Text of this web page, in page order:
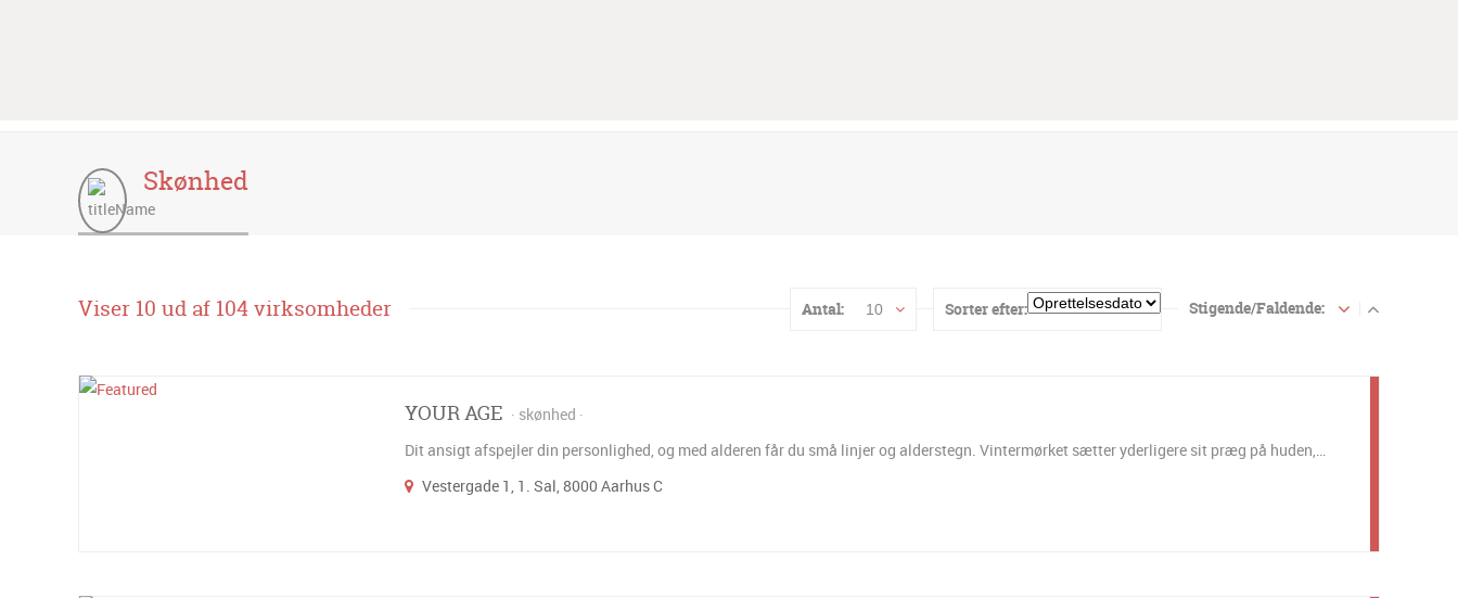
Skønhed
Viser 10 ud af 104 virksomheder Antal: 10 Sorter efter: Stigende/Faldende:
YOUR AGE
skønhed
Dit ansigt afspejler din personlighed, og med alderen får du små linjer og alderstegn. Vintermørket sætter yderligere sit præg på huden,…
Vestergade 1, 1. Sal, 8000 Aarhus C